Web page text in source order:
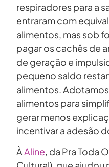
respiradores para a
entraram com
alimentos, mas sob
pagar os cachês de
de geração e
pequeno saldo
alimentos.
alimentos para
gerar menos
incentivar a adesão
ÀAline, da Pra Toda